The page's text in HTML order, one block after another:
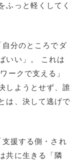
ふっと軽くしてく
自分のところでダ
いい」。 これは
ークで支える」
しようとせず、誰
は、決して逃げで
支援する側・され
共に生きる「隣